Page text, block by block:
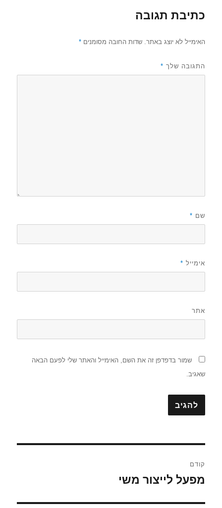
כתיבת תגובה
האימייל לא יוצג באתר. שדות החובה מסומנים*
התגובה שלך *
שם *
אימייל *
אתר
שמור בדפדפן זה את השם, האימייל והאתר שלי לפעם הבאה
שאגיב.
קודם
הפוסט
מפעל לייצור משי